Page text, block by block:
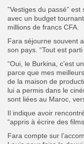
”Vestiges du passé”
avec un budget
millions de francs CFA.
Fara séjourne souvent
son pays. “Tout est
“Oui, le Burkina, c’est
parce que mes
de la maison de
lui a permis dans le
sont liées au Maroc,
Il indique avoir
“appris à écrire des
Fara compte sur